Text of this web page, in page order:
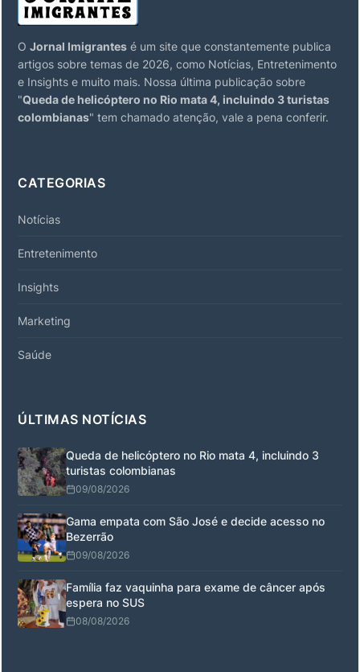
O Jornal Imigrantes é um site que constantemente publica
artigos sobre temas de 2026, como Notícias, Entretenimento
e Insights e muito mais. Nossa última publicação sobre
"Queda de helicóptero no Rio mata 4, incluindo 3 turistas
colombianas" tem chamado atenção, vale a pena conferir.
CATEGORIAS
Notícias
Entretenimento
Insights
Marketing
Saúde
ÚLTIMAS NOTÍCIAS
Queda de helicóptero no Rio mata 4, incluindo 3
turistas colombianas
09/08/2026
Gama empata com São José e decide acesso no
Bezerrão
09/08/2026
Família faz vaquinha para exame de câncer após
espera no SUS
08/08/2026